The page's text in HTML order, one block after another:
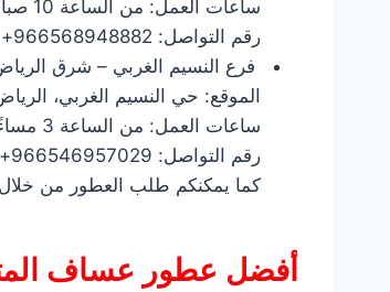
ساعات العمل: من الساعة 10 صباحًا إلى 10 مساءً، طوال أيام الأسبوع
رقم التواصل: 966568948882+
فرع النسيم الغربي – شرق
الموقع: حي النسيم الغربي،
ساعات العمل: من الساعة 3 مساءً حتى 12 منتصف الليل، طوال أيام الأسبوع
رقم التواصل: 966546957029+
كما يمكنكم طلب العطور من
أفضل عطور عساف